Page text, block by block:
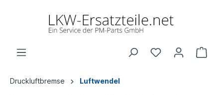
Druckluftbremse Luftwendel